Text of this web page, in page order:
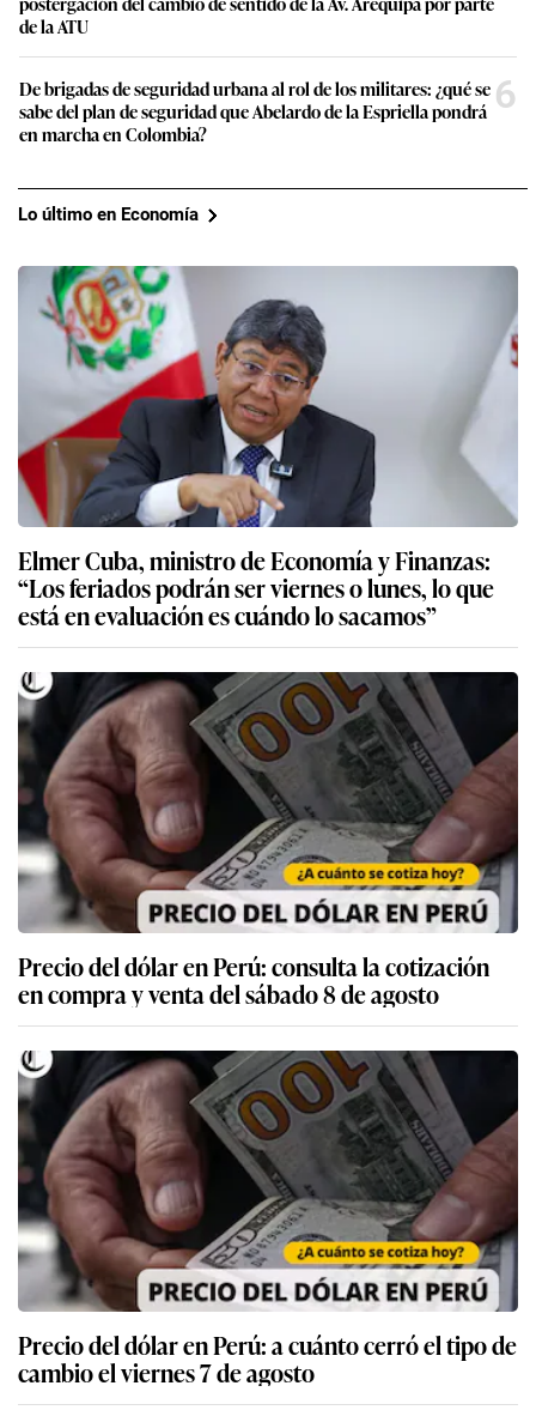
de la ATU
De brigadas de seguridad urbana al rol de los militares: ¿qué se
sabe del plan de seguridad que Abelardo de la Espriella pondrá
en marcha en Colombia?
6
Lo último en Economía
Elmer Cuba, ministro de Economía y Finanzas:
“Los feriados podrán ser viernes o lunes, lo que
está en evaluación es cuándo lo sacamos”
Precio del dólar en Perú: consulta la cotización
en compra y venta del sábado 8 de agosto
Precio del dólar en Perú: a cuánto cerró el tipo de
cambio el viernes 7 de agosto